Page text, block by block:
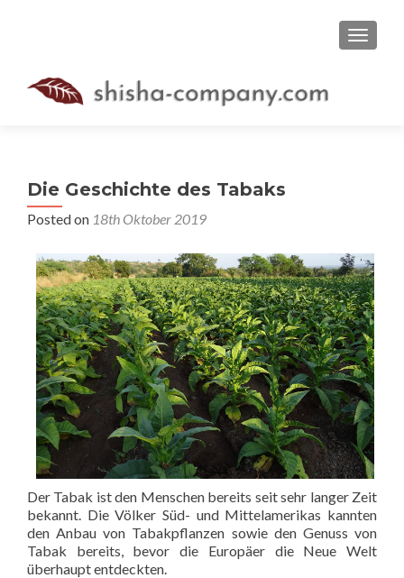
Die Geschichte des Tabaks
Posted on 18th Oktober 2019
Der Tabak ist den Menschen bereits seit sehr langer Zeit
bekannt. Die Völker Süd- und Mittelamerikas kannten
den Anbau von Tabakpflanzen sowie den Genuss von
Tabak bereits, bevor die Europäer die Neue Welt
überhaupt entdeckten.